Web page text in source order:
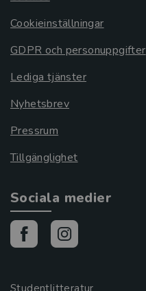
Cookieinställningar
GDPR och personuppgifter
Lediga tjänster
Nyhetsbrev
Pressrum
Tillgänglighet
Sociala medier
Studentlitteratur